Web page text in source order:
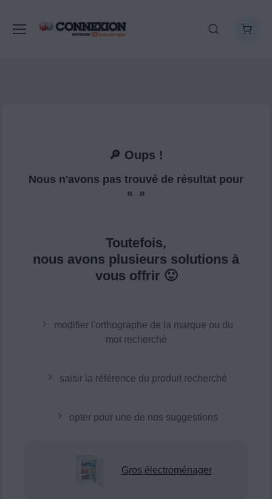
🔎 Oups !
Nous n'avons pas trouvé de résultat pour
« »
Toutefois,
nous avons plusieurs solutions à
vous offrir 🙂
modifier l'orthographe de la marque ou du
mot recherché
saisir la référence du produit recherché
opter pour une de nos suggestions
Gros électroménager